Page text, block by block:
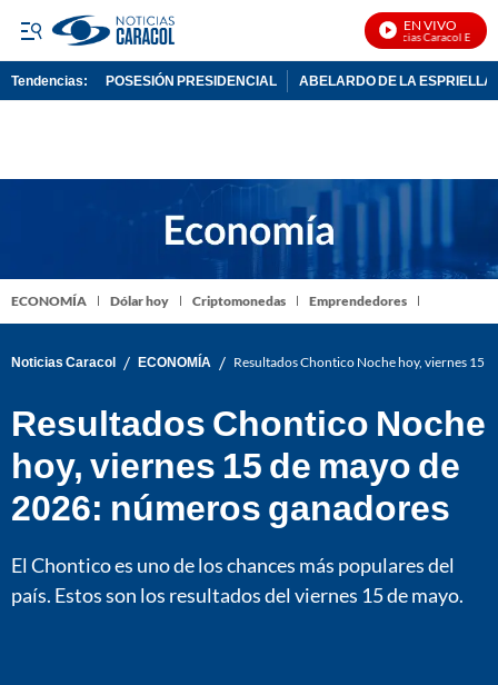
EN VIVO
Noticias Caracol En Vivo
Tendencias: POSESIÓN PRESIDENCIAL ABELARDO DE LA ESPRIELLA
ECONOMÍA Dólar hoy Criptomonedas Emprendedores
Noticias Caracol / ECONOMÍA / Resultados Chontico Noche hoy, viernes 15
Resultados Chontico Noche
hoy, viernes 15 de mayo de
2026: números ganadores
El Chontico es uno de los chances más populares del
país. Estos son los resultados del viernes 15 de mayo.